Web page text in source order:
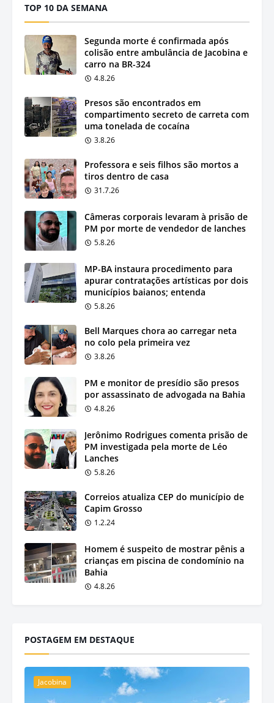
TOP 10 DA SEMANA
Segunda morte é confirmada após
colisão entre ambulância de Jacobina e
carro na BR-324
4.8.26
Presos são encontrados em
compartimento secreto de carreta com
uma tonelada de cocaína
3.8.26
Professora e seis filhos são mortos a
tiros dentro de casa
31.7.26
Câmeras corporais levaram à prisão de
PM por morte de vendedor de lanches
5.8.26
MP-BA instaura procedimento para
apurar contratações artísticas por dois
municípios baianos; entenda
5.8.26
Bell Marques chora ao carregar neta
no colo pela primeira vez
3.8.26
PM e monitor de presídio são presos
por assassinato de advogada na Bahia
4.8.26
Jerônimo Rodrigues comenta prisão de
PM investigada pela morte de Léo
Lanches
5.8.26
Correios atualiza CEP do município de
Capim Grosso
1.2.24
Homem é suspeito de mostrar pênis a
crianças em piscina de condomínio na
Bahia
4.8.26
POSTAGEM EM DESTAQUE
Jacobina